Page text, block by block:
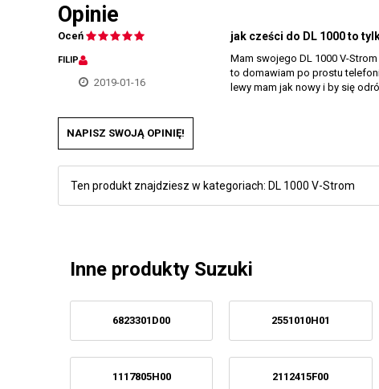
Opinie
Oceń
FILIP
2019-01-16
jak cześci do DL 1000 to
Mam swojego DL 1000 V-
to domawiam po prostu
lewy mam jak nowy i by się
NAPISZ SWOJĄ OPINIĘ!
Ten produkt znajdziesz w kategoriach: DL 1000 V-Strom
Inne produkty Suzuki
6823301D00 2551010H01
1117805H00 2112415F00